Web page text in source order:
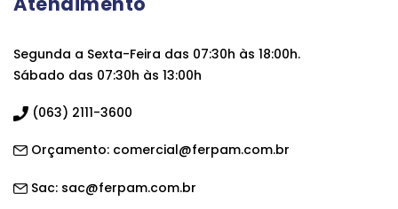
Segunda a Sexta-Feira das 07:30h às 18:00h.
Sábado das 07:30h às 13:00h
(063) 2111-3600
Orçamento: comercial@ferpam.com.br
Sac: sac@ferpam.com.br